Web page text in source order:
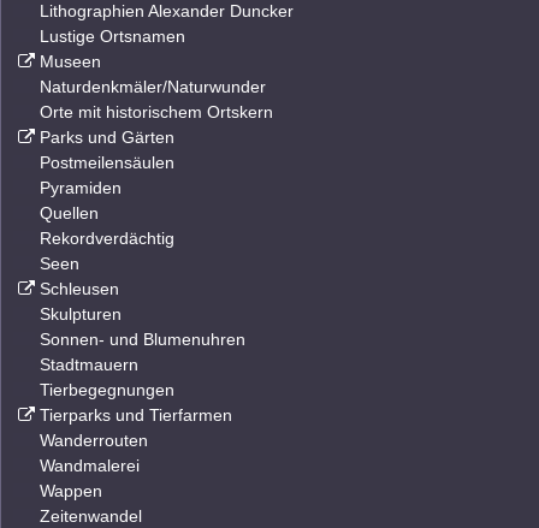
Lithographien Alexander Duncker
Lustige Ortsnamen
Museen
Naturdenkmäler/Naturwunder
Orte mit historischem Ortskern
Parks und Gärten
Postmeilensäulen
Pyramiden
Quellen
Rekordverdächtig
Seen
Schleusen
Skulpturen
Sonnen- und Blumenuhren
Stadtmauern
Tierbegegnungen
Tierparks und Tierfarmen
Wanderrouten
Wandmalerei
Wappen
Zeitenwandel